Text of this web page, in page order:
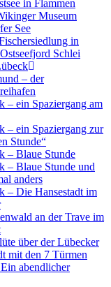
in Flammen
Museum
See
in
Schlei
– der
– ein Spaziergang am
– ein Spaziergang zur
Stunde“
– Blaue Stunde
– Blaue Stunde und
anders
– Die Hansestadt im
an der Trave im
über der Lübecker
mit den 7 Türmen
abendlicher